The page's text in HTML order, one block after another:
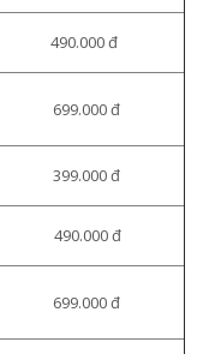
490.000 đ
699.000 đ
399.000 đ
490.000 đ
699.000 đ